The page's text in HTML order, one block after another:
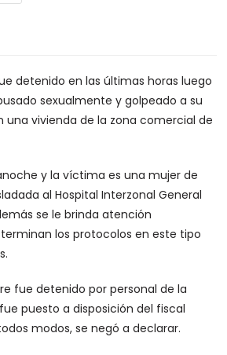
detenido en las últimas horas luego
sexualmente y golpeado a su
una vivienda de la zona comercial de
y la víctima es una mujer de
al Hospital Interzonal General
se le brinda atención
los protocolos en este tipo
fue detenido por personal de la
puesto a disposición del fiscal
modos, se negó a declarar.